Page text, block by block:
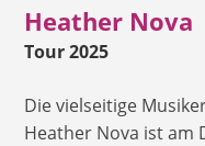
Heather Nova
Tour 2025
Die vielseitige
Heather Nova ist am